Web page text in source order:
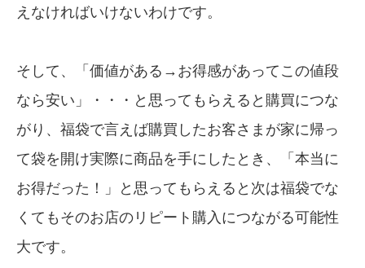
えなければいけないわけです。
そして、「価値がある→お得感があってこの値段
なら安い」・・・と思ってもらえると購買につな
がり、福袋で言えば購買したお客さまが家に帰っ
て袋を開け実際に商品を手にしたとき、「本当に
お得だった！」と思ってもらえると次は福袋でな
くてもそのお店のリピート購入につながる可能性
大です。